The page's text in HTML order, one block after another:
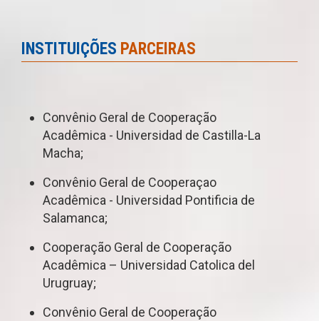
INSTITUIÇÕES PARCEIRAS
Convênio Geral de Cooperação
Acadêmica - Universidad de Castilla-La
Macha;
Convênio Geral de Cooperaçao
Acadêmica - Universidad Pontificia de
Salamanca;
Cooperação Geral de Cooperação
Acadêmica – Universidad Catolica del
Urugruay;
Convênio Geral de Cooperação